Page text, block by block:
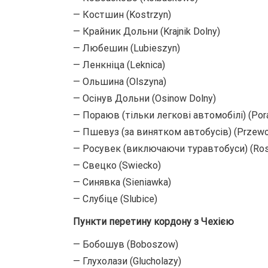
— Костшин (Kostrzyn)
— Крайник Дольни (Krajnik Dolny)
— Любешин (Lubieszyn)
— Ленкніца (Leknica)
— Ольшина (Olszyna)
— Осінув Дольни (Osinow Dolny)
— Пораюв (тільки легкові автомобілі)
— Пшевуз (за винятком автобусів)
— Росувек (виключаючи туравтобуси)
— Свецко (Swiecko)
— Синявка (Sieniawka)
— Слубіце (Slubice)
Пункти перетину кордону з Чехією
— Бобошув (Boboszow)
— Глухолази (Glucholazy)